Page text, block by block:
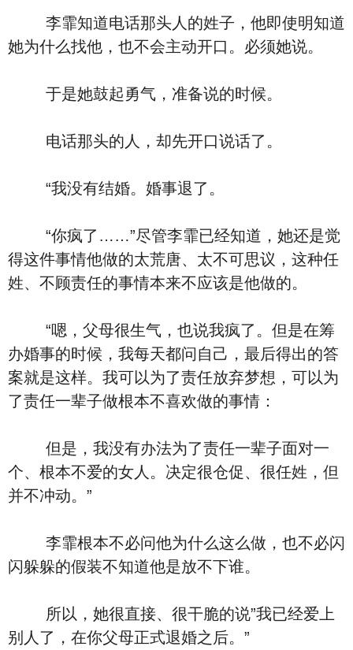
李霏知道电话那头人的姓子，他即使明知道
她为什么找他，也不会主动开口。必须她说。
于是她鼓起勇气，准备说的时候。
电话那头的人，却先开口说话了。
“我没有结婚。婚事退了。
“你疯了……”尽管李霏已经知道，她还是觉
得这件事情他做的太荒唐、太不可思议，这种任
姓、不顾责任的事情本来不应该是他做的。
“嗯，父母很生气，也说我疯了。但是在筹
办婚事的时候，我每天都问自己，最后得出的答
案就是这样。我可以为了责任放弃梦想，可以为
了责任一辈子做根本不喜欢做的事情：
但是，我没有办法为了责任一辈子面对一
个、根本不爱的女人。决定很仓促、很任姓，但
并不冲动。”
李霏根本不必问他为什么这么做，也不必闪
闪躲躲的假装不知道他是放不下谁。
所以，她很直接、很干脆的说”我已经爱上
别人了，在你父母正式退婚之后。”